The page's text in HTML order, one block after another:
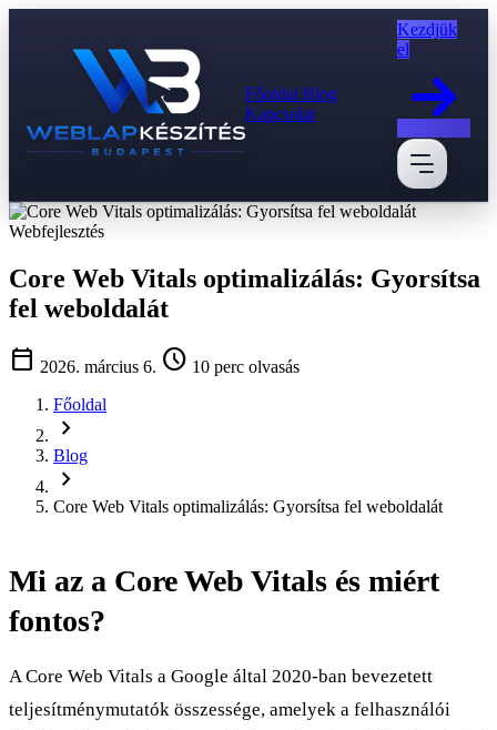
Főoldal Blog
Kapcsolat
Kezdjük
el
Webfejlesztés
Core Web Vitals optimalizálás: Gyorsítsa
fel weboldalát
calendar_today 2026. március 6. schedule 10 perc olvasás
Főoldal
chevron_right
Blog
chevron_right
Core Web Vitals optimalizálás: Gyorsítsa fel weboldalát
Mi az a Core Web Vitals és miért
fontos?
A Core Web Vitals a Google által 2020-ban bevezetett
teljesítménymutatók összessége, amelyek a felhasználói